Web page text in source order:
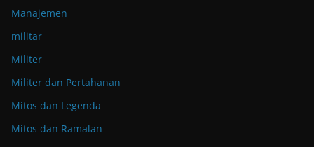
Manajemen
militar
Militer
Militer dan Pertahanan
Mitos dan Legenda
Mitos dan Ramalan